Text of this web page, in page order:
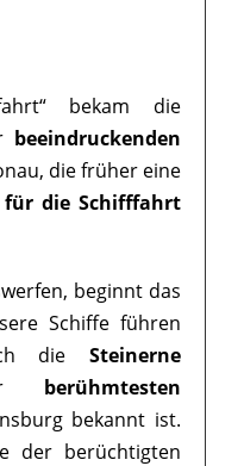
bekam die
beeindruckenden
die früher eine
für die Schifffahrt
beginnt das
Schiffe führen
die Steinerne
berühmtesten
bekannt ist.
der berüchtigten